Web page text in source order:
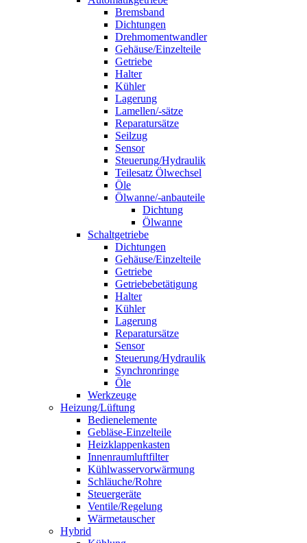
Bremsband
Dichtungen
Drehmomentwandler
Gehäuse/Einzelteile
Getriebe
Halter
Kühler
Lagerung
Lamellen/-sätze
Reparatursätze
Seilzug
Sensor
Steuerung/Hydraulik
Teilesatz Ölwechsel
Öle
Ölwanne/-anbauteile
Dichtung
Ölwanne
Schaltgetriebe
Dichtungen
Gehäuse/Einzelteile
Getriebe
Getriebebetätigung
Halter
Kühler
Lagerung
Reparatursätze
Sensor
Steuerung/Hydraulik
Synchronringe
Öle
Werkzeuge
Heizung/Lüftung
Bedienelemente
Gebläse-Einzelteile
Heizklappenkasten
Innenraumluftfilter
Kühlwasservorwärmung
Schläuche/Rohre
Steuergeräte
Ventile/Regelung
Wärmetauscher
Hybrid